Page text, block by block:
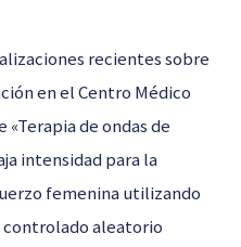
recientes sobre
en el Centro Médico
de ondas de
intensidad para la
femenina utilizando
controlado aleatorio